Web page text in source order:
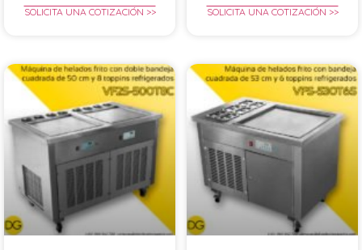
SOLICITA UNA COTIZACIÓN >> SOLICITA UNA COTIZACIÓN >>